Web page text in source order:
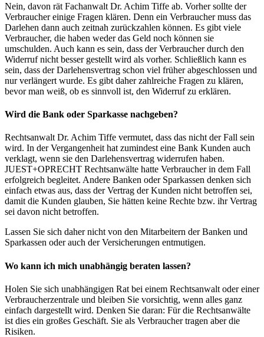
Nein, davon rät Fachanwalt Dr. Achim Tiffe ab. Vorher sollte der
Verbraucher einige Fragen klären. Denn ein Verbraucher muss das
Darlehen dann auch zeitnah zurückzahlen können. Es gibt viele
Verbraucher, die haben weder das Geld noch können sie
umschulden. Auch kann es sein, dass der Verbraucher durch den
Widerruf nicht besser gestellt wird als vorher. Schließlich kann es
sein, dass der Darlehensvertrag schon viel früher abgeschlossen und
nur verlängert wurde. Es gibt daher zahlreiche Fragen zu klären,
bevor man weiß, ob es sinnvoll ist, den Widerruf zu erklären.
Wird die Bank oder Sparkasse nachgeben?
Rechtsanwalt Dr. Achim Tiffe vermutet, dass das nicht der Fall sein
wird. In der Vergangenheit hat zumindest eine Bank Kunden auch
verklagt, wenn sie den Darlehensvertrag widerrufen haben.
JUEST+OPRECHT Rechtsanwälte hatte Verbraucher in dem Fall
erfolgreich begleitet. Andere Banken oder Sparkassen denken sich
einfach etwas aus, dass der Vertrag der Kunden nicht betroffen sei,
damit die Kunden glauben, Sie hätten keine Rechte bzw. ihr Vertrag
sei davon nicht betroffen.
Lassen Sie sich daher nicht von den Mitarbeitern der Banken und
Sparkassen oder auch der Versicherungen entmutigen.
Wo kann ich mich unabhängig beraten lassen?
Holen Sie sich unabhängigen Rat bei einem Rechtsanwalt oder einer
Verbraucherzentrale und bleiben Sie vorsichtig, wenn alles ganz
einfach dargestellt wird. Denken Sie daran: Für die Rechtsanwälte
ist dies ein großes Geschäft. Sie als Verbraucher tragen aber die
Risiken.